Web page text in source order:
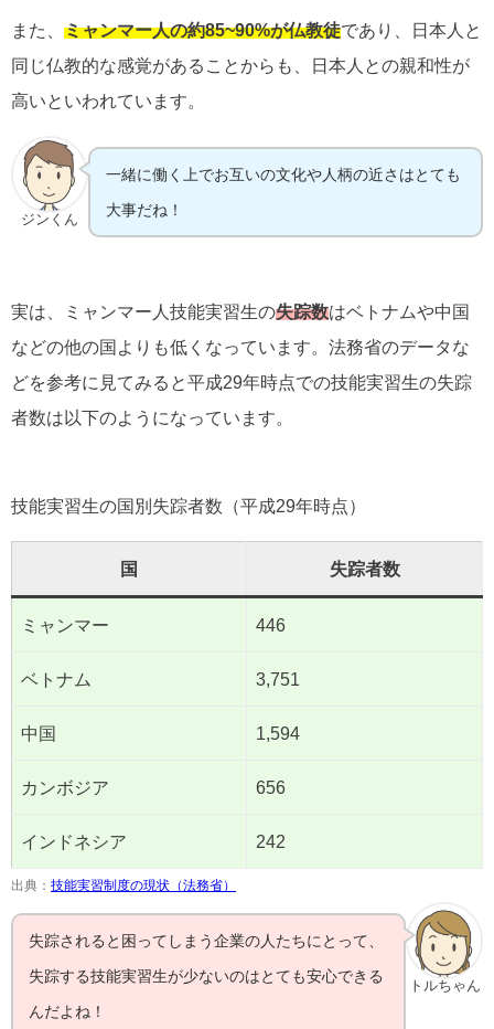
また、 ミャンマー人の約85~90%が仏教徒であり、日本人と
同じ仏教的な感覚があることからも、日本人との親和性が
高いといわれています。
ジンくん
一緒に働く上でお互いの文化や人柄の近さはとても
大事だね！
実は、ミャンマー人技能実習生の失踪数はベトナムや中国
などの他の国よりも低くなっています。法務省のデータな
どを参考に見てみると平成29年時点での技能実習生の失踪
者数は以下のようになっています。
技能実習生の国別失踪者数（平成29年時点）
国 失踪者数
ミャンマー 446
ベトナム 3,751
中国 1,594
カンボジア 656
インドネシア 242
出典： 技能実習制度の現状（法務省）
トルちゃん
失踪されると困ってしまう企業の人たちにとって、
失踪する技能実習生が少ないのはとても安心できる
んだよね！